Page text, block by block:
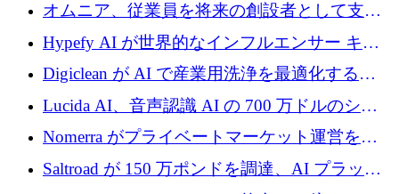
オムニア、従業員を将来の創設者として支援
するために Firedrop でファンドを立ち上げる
Hypefy AI が世界的なインフルエンサー キャ
ンペーンを自動化するためにシリーズ A で
720 万ドルを調達
Digiclean が AI で産業用洗浄を最適化するた
めに 250 万ユーロを調達
Lucida AI、音声認識 AI の 700 万ドルのシー
ドラウンドを終了
Nomerra がプライベートマーケット運営を自
動化するために 200 万ドルを調達
Saltroad が 150 万ポンドを調達、AI プラット